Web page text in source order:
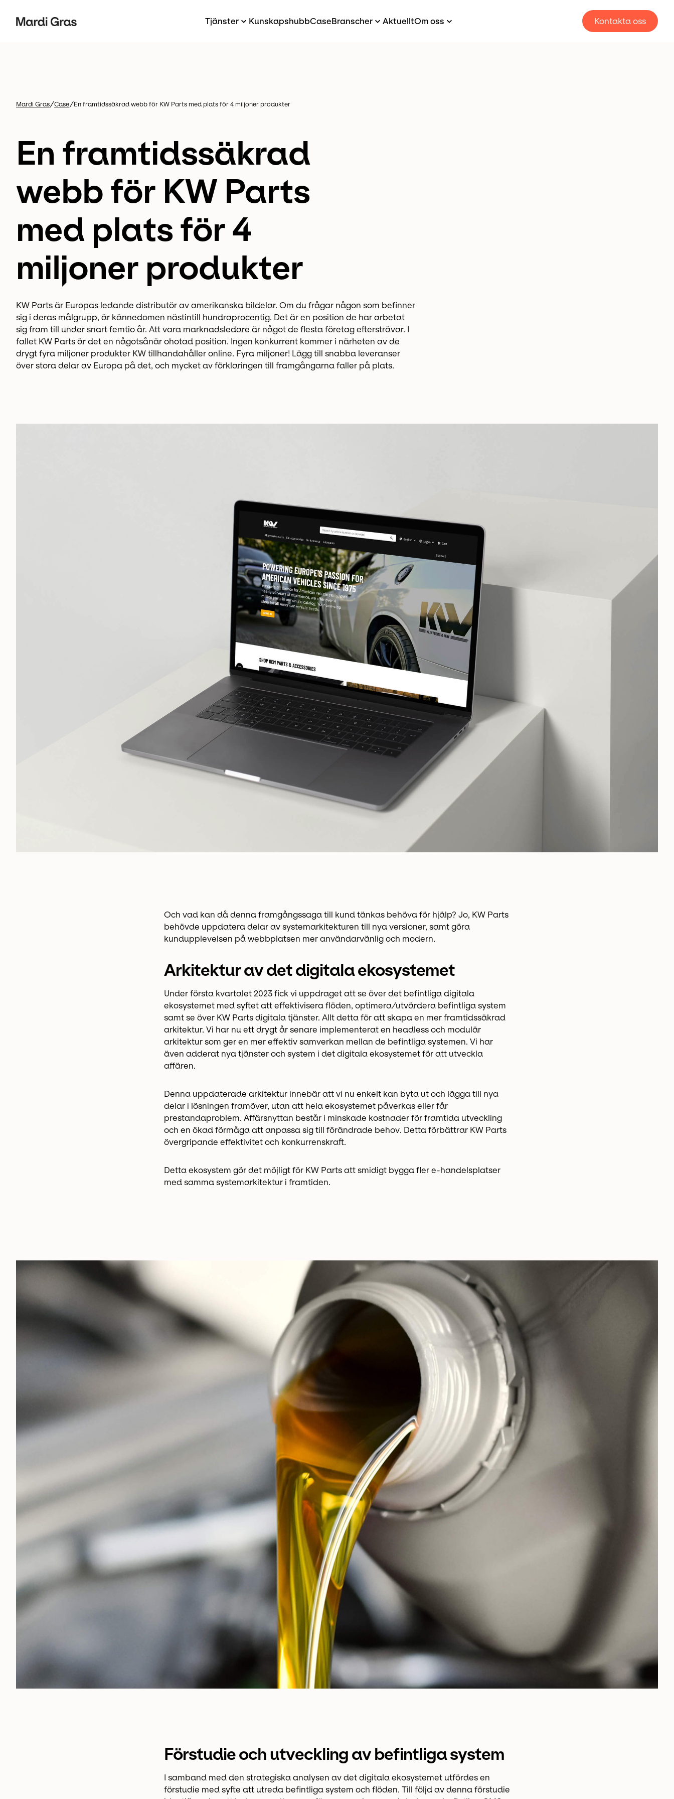
Tjänster KunskapshubbCaseBranscher AktuelltOm oss Kontakta oss
Mardi Gras/Case/En framtidssäkrad webb för KW Parts med plats för 4 miljoner produkter
En framtidssäkrad
webb för KW Parts
med plats för 4
miljoner produkter
KW Parts är Europas ledande distributör av amerikanska bildelar. Om du frågar någon som befinner
sig i deras målgrupp, är kännedomen nästintill hundraprocentig. Det är en position de har arbetat
sig fram till under snart femtio år. Att vara marknadsledare är något de flesta företag eftersträvar. I
fallet KW Parts är det en någotsånär ohotad position. Ingen konkurrent kommer i närheten av de
drygt fyra miljoner produkter KW tillhandahåller online. Fyra miljoner! Lägg till snabba leveranser
över stora delar av Europa på det, och mycket av förklaringen till framgångarna faller på plats.
Och vad kan då denna framgångssaga till kund tänkas behöva för hjälp? Jo, KW Parts
behövde uppdatera delar av systemarkitekturen till nya versioner, samt göra
kundupplevelsen på webbplatsen mer användarvänlig och modern.
Arkitektur av det digitala ekosystemet
Under första kvartalet 2023 fick vi uppdraget att se över det befintliga digitala
ekosystemet med syftet att effektivisera flöden, optimera/utvärdera befintliga system
samt se över KW Parts digitala tjänster. Allt detta för att skapa en mer framtidssäkrad
arkitektur. Vi har nu ett drygt år senare implementerat en headless och modulär
arkitektur som ger en mer effektiv samverkan mellan de befintliga systemen. Vi har
även adderat nya tjänster och system i det digitala ekosystemet för att utveckla
affären.
Denna uppdaterade arkitektur innebär att vi nu enkelt kan byta ut och lägga till nya
delar i lösningen framöver, utan att hela ekosystemet påverkas eller får
prestandaproblem. Affärsnyttan består i minskade kostnader för framtida utveckling
och en ökad förmåga att anpassa sig till förändrade behov. Detta förbättrar KW Parts
övergripande effektivitet och konkurrenskraft.
Detta ekosystem gör det möjligt för KW Parts att smidigt bygga fler e-handelsplatser
med samma systemarkitektur i framtiden.
Förstudie och utveckling av befintliga system
I samband med den strategiska analysen av det digitala ekosystemet utfördes en
förstudie med syfte att utreda befintliga system och flöden. Till följd av denna förstudie